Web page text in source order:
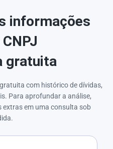
informações
gratuita
com histórico de dívidas,
Para aprofundar a análise,
extras em uma consulta sob